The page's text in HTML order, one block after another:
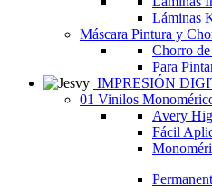
Láminas
Máscara Pintura y
Chorro
Para
IMPRESIÓN
01 Vinilos
Avery
Fácil